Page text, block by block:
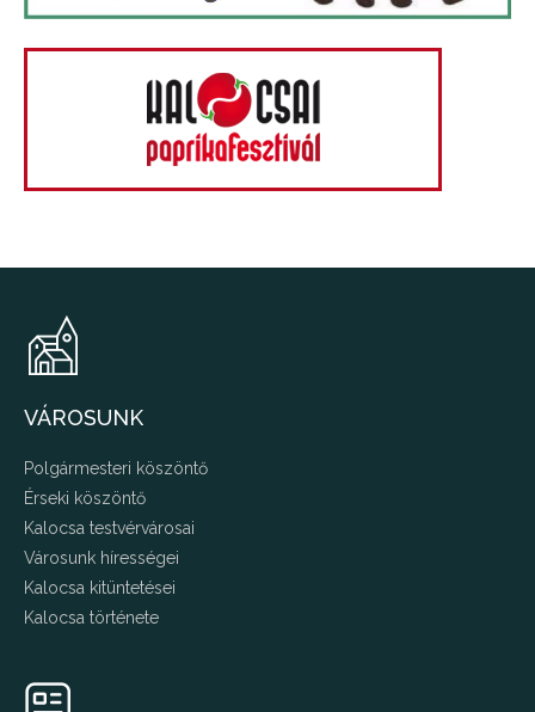
VÁROSUNK
Polgármesteri köszöntő
Érseki köszöntő
Kalocsa testvérvárosai
Városunk hírességei
Kalocsa kitüntetései
Kalocsa története